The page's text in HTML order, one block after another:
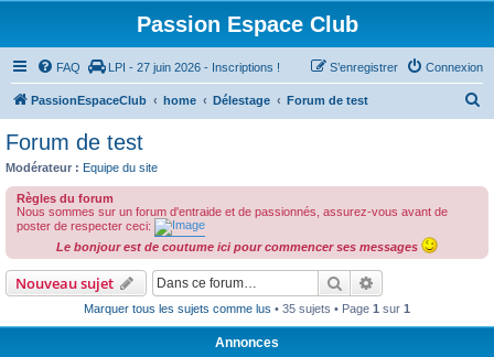
Passion Espace Club
FAQ LPI - 27 juin 2026 - Inscriptions ! Connexion
S’enregistrer
PassionEspaceClub home Délestage Forum de test
c
Forum de test
Modérateur : Equipe du site
Règles du forum
Nous sommes sur un forum d'entraide et de passionnés, assurez-vous avant de
poster de respecter ceci:
Le bonjour est de coutume ici pour commencer ses messages
Nouveau sujet Rechercher
Marquer tous les sujets comme lus • 35 sujets • Page 1 sur 1
Annonces